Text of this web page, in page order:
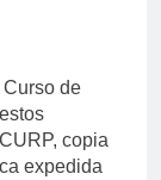
de
copia
expedida